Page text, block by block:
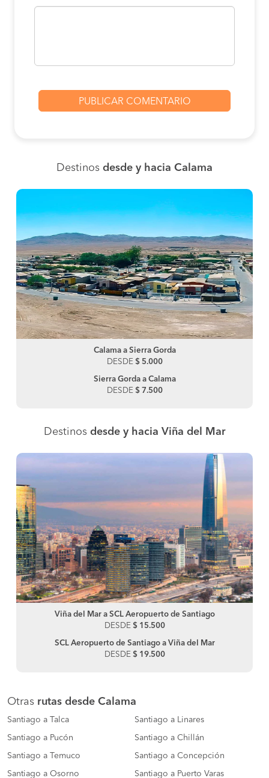
Destinos desde y hacia Calama
Calama a Sierra Gorda
DESDE $ 5.000
Sierra Gorda a Calama
DESDE $ 7.500
Destinos desde y hacia Viña del Mar
Viña del Mar a SCL Aeropuerto de Santiago
DESDE $ 15.500
SCL Aeropuerto de Santiago a Viña del Mar
DESDE $ 19.500
Otras rutas desde Calama
Santiago a Talca Santiago a Linares
Santiago a Pucón Santiago a Chillán
Santiago a Temuco Santiago a Concepción
Santiago a Osorno Santiago a Puerto Varas